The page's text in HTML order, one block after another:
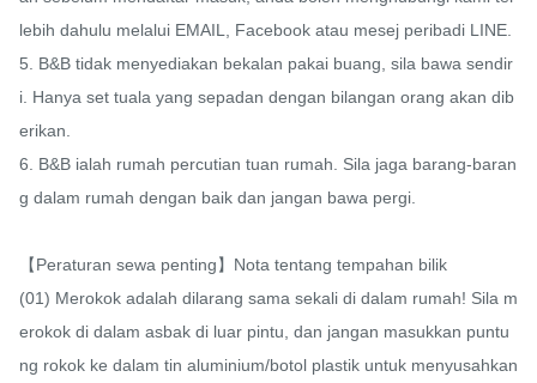
lebih dahulu melalui EMAIL, Facebook atau mesej peribadi LINE.
5. B&B tidak menyediakan bekalan pakai buang, sila bawa sendir
i. Hanya set tuala yang sepadan dengan bilangan orang akan dib
erikan.
6. B&B ialah rumah percutian tuan rumah. Sila jaga barang-baran
g dalam rumah dengan baik dan jangan bawa pergi.
【Peraturan sewa penting】Nota tentang tempahan bilik
(01) Merokok adalah dilarang sama sekali di dalam rumah! Sila m
erokok di dalam asbak di luar pintu, dan jangan masukkan puntu
ng rokok ke dalam tin aluminium/botol plastik untuk menyusahkan